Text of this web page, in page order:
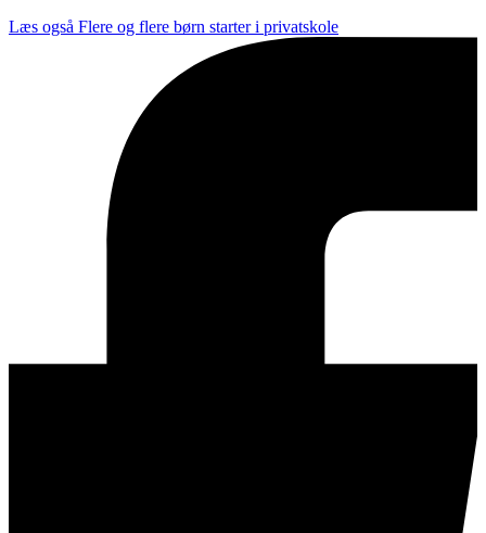
Læs også Flere og flere børn starter i privatskole